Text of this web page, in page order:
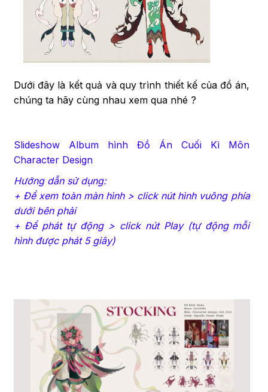
Dưới đây là kết quả và quy trình thiết kế của đồ án,
chúng ta hãy cùng nhau xem qua nhé ?
Slideshow Album hình Đồ Án Cuối Kì Môn
Character Design
Hướng dẫn sử dụng:
+ Để xem toàn màn hình > click nút hình vuông phía
dưới bên phải
+ Để phát tự động > click nút Play (tự động mỗi
hình được phát 5 giây)